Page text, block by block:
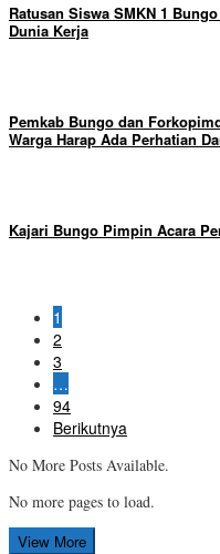
Ratusan Siswa SMKN 1
Dunia Kerja
Pemkab Bungo dan
Warga Harap Ada Perhatian
Kajari Bungo Pimpin Acara
1
2
3
…
94
Berikutnya
No More Posts Available.
No more pages to load.
View More